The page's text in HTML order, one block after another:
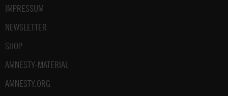
IMPRESSUM
NEWSLETTER
SHOP
AMNESTY-MATERIAL
AMNESTY.ORG